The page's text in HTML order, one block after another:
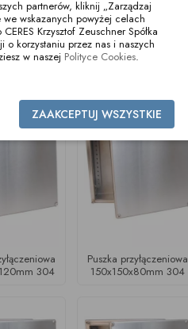
304
Puszka przyłączeniowa
150x150x80mm 304
partnerów, kliknij „Zarządzaj
wskazanych powyżej celach
Krzysztof Zeuschner Spółka
korzystaniu przez nas i naszych
w naszej Polityce Cookies.
ZAAKCEPTUJ WSZYSTKIE